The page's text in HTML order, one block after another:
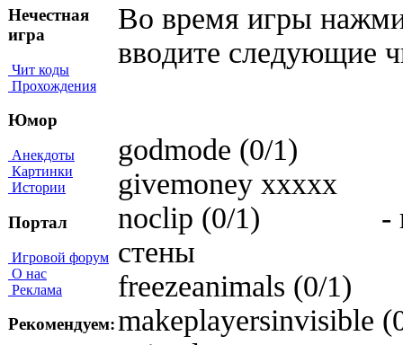
Нечестная
игра
Чит коды
Прохождения
Юмор
Анекдоты
Картинки
Истории
Портал
Игровой форум
О нас
Реклама
Рекомендуем:
Bo вpeмя игpы
ввoдитe cлeдyющиe
godmode (0/1) -
givemoney xxxxx
noclip (0/1) - вкл./
cтeны
freezeanimals (0/1)
makeplayersinvisible